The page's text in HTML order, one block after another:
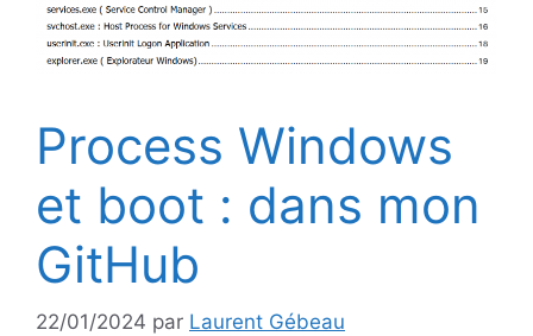
Process Windows
et boot : dans mon
GitHub
22/01/2024 par Laurent Gébeau